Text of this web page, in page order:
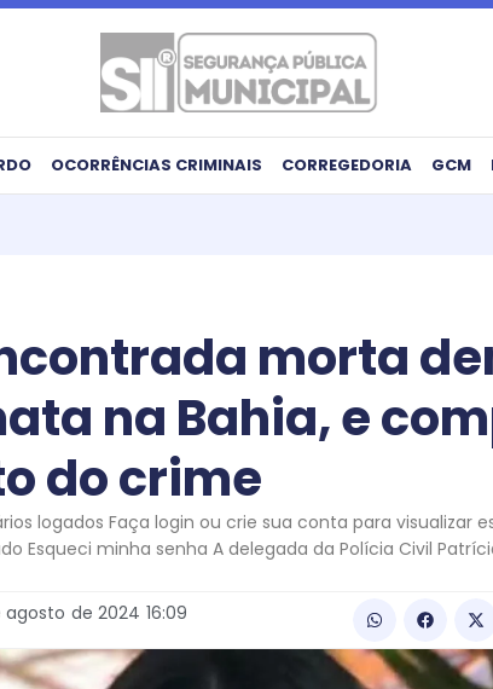
OCORRÊNCIAS CRIMINAIS CORREGEDORIA GCM
morta
na Bahia, e
do crime
logados Faça login ou crie sua conta para visualizar
Esqueci minha senha A delegada da Polícia Civil
agosto de2024 16:09